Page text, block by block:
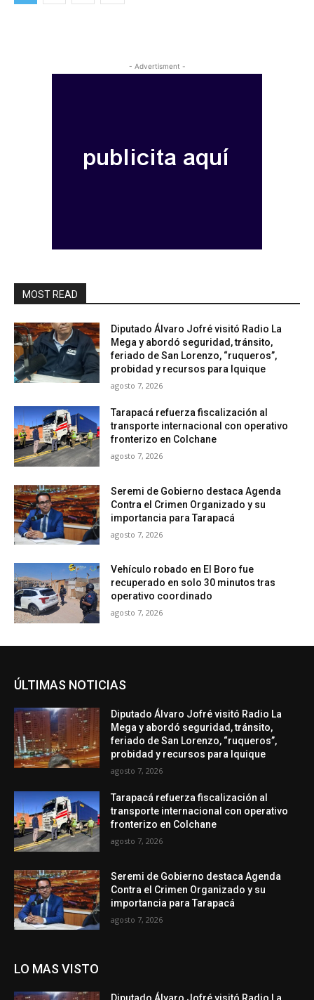
- Advertisment -
MOST READ
Diputado Álvaro Jofré visitó Radio La
Mega y abordó seguridad, tránsito,
feriado de San Lorenzo, “ruqueros”,
probidad y recursos para Iquique
agosto 7, 2026
Tarapacá refuerza fiscalización al
transporte internacional con operativo
fronterizo en Colchane
agosto 7, 2026
Seremi de Gobierno destaca Agenda
Contra el Crimen Organizado y su
importancia para Tarapacá
agosto 7, 2026
Vehículo robado en El Boro fue
recuperado en solo 30 minutos tras
operativo coordinado
agosto 7, 2026
ÚLTIMAS NOTICIAS
Diputado Álvaro Jofré visitó Radio La
Mega y abordó seguridad, tránsito,
feriado de San Lorenzo, “ruqueros”,
probidad y recursos para Iquique
agosto 7, 2026
Tarapacá refuerza fiscalización al
transporte internacional con operativo
fronterizo en Colchane
agosto 7, 2026
Seremi de Gobierno destaca Agenda
Contra el Crimen Organizado y su
importancia para Tarapacá
agosto 7, 2026
LO MAS VISTO